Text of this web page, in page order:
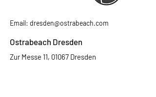
Email: dresden@ostrabeach.com
Ostrabeach Dresden
Zur Messe 11, 01067 Dresden